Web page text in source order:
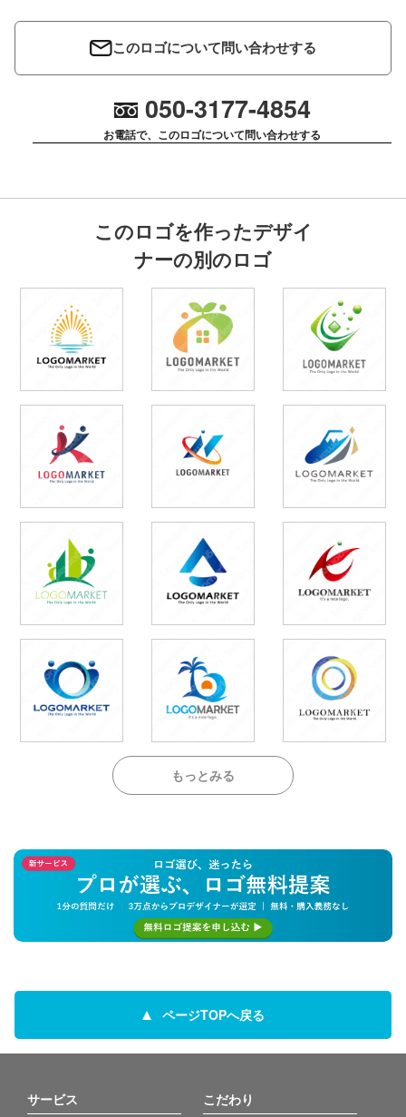
このロゴについて問い合わせする
050-3177-4854
お電話で、このロゴについて問い合わせする
このロゴを作ったデザイ
ナーの別のロゴ
もっとみる
ページTOPへ戻る
サービス こだわり